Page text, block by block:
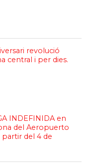
revolució
central i per dies.
INDEFINIDA en
del Aeropuerto
del 4 de